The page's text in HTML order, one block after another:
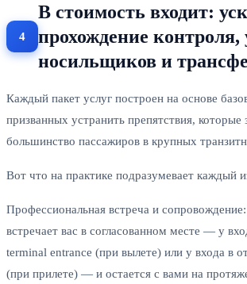
В стоимость входит:
прохождение контроля,
носильщиков и
Каждый пакет услуг построен на основе
призванных устранить препятствия, которые
большинство пассажиров в крупных
Вот что на практике подразумевает каждый
Профессиональная встреча и
встречает вас в согласованном месте — у
terminal entrance (при вылете) или у входа в
(при прилете) — и остается с вами на